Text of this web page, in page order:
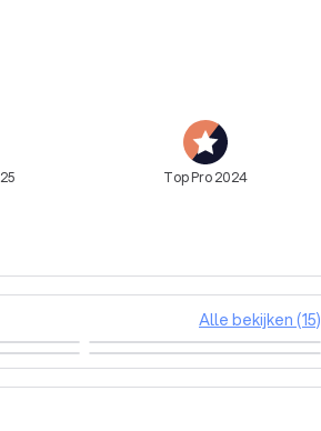
TopPro2024
Alle bekijken (15)